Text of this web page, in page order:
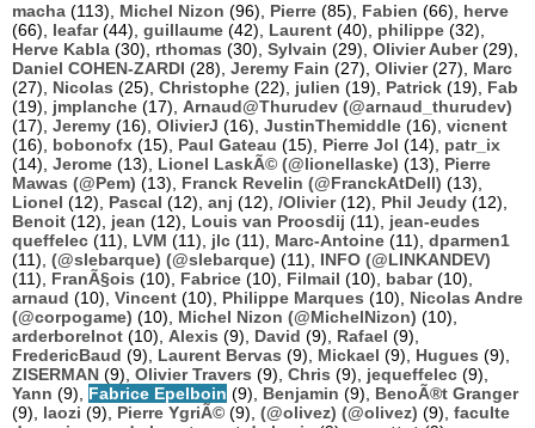
macha (113), Michel Nizon (96), Pierre (85), Fabien (66), herve
(66), leafar(44), guillaume (42), Laurent (40), philippe (32),
Herve Kabla (30), rthomas (30), Sylvain (29), Olivier Auber(29),
Daniel COHEN-ZARDI (28), Jeremy Fain (27), Olivier(27), Marc
(27), Nicolas (25), Christophe (22), julien (19), Patrick (19), Fab
(19), jmplanche (17), Arnaud@Thurudev (@arnaud_thurudev)
(17), Jeremy (16), OlivierJ (16), JustinThemiddle (16), vicnent
(16), bobonofx (15), Paul Gateau (15), Pierre Jol (14), patr_ix
(14), Jerome (13), Lionel LaskÃ© (@lionellaske) (13), Pierre
Mawas (@Pem) (13), Franck Revelin (@FranckAtDell) (13),
Lionel (12), Pascal (12), anj (12), /Olivier(12), Phil Jeudy (12),
Benoit (12), jean (12), Louis van Proosdij (11), jean-eudes
queffelec (11), LVM (11), jlc (11), Marc-Antoine (11), dparmen1
(11), (@slebarque) (@slebarque) (11), INFO (@LINKANDEV)
(11), FranÃ§ois (10), Fabrice (10), Filmail (10), babar(10),
arnaud (10), Vincent (10), Philippe Marques (10), Nicolas Andre
(@corpogame) (10), Michel Nizon (@MichelNizon) (10),
arderborelnot (10), Alexis (9), David (9), Rafael (9),
FredericBaud (9), Laurent Bervas (9), Mickael (9), Hugues (9),
ZISERMAN (9), Olivier Travers (9), Chris (9), jequeffelec (9),
Yann (9), Fabrice Epelboin (9), Benjamin (9), BenoÃ®t Granger
(9), laozi (9), Pierre YgriÃ© (9), (@olivez) (@olivez) (9), faculte